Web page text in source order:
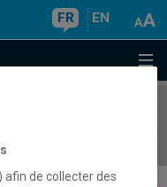
FR EN
afin de collecter des